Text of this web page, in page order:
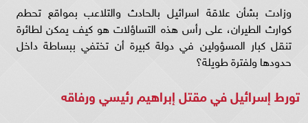
وزادت بشأن علاقة اسرائيل بالحادث والتلاعب بمواقع تحطم
كوارث الطيران، على رأس هذه التساؤلات هو كيف يمكن لطائرة
تنقل كبار المسؤولين في دولة كبيرة أن تختفي ببساطة داخل
حدودها ولفترة طويلة؟
تورط إسرائيل في مقتل إبراهيم رئيسي ورفاقه